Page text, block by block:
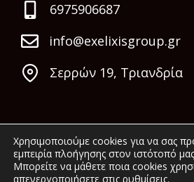
6975906687
info@exelixisgroup.gr
Σερρών 19, Τριανδρία
Χρησιμοποιούμε cookies για να σας
εμπειρία πλοήγησης στον ιστότοπό
Μπορείτε να μάθετε ποια cookies
απενεργοποιήσετε στις ρυθμίσεις.